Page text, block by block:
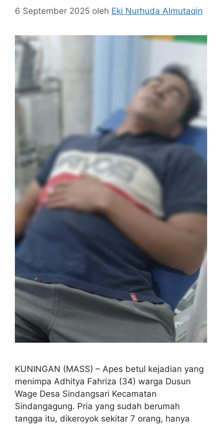
6 September 2025 oleh Eki Nurhuda Almutaqin
KUNINGAN (MASS) – Apes betul kejadian yang
menimpa Adhitya Fahriza (34) warga Dusun
Wage Desa Sindangsari Kecamatan
Sindangagung. Pria yang sudah berumah
tangga itu, dikeroyok sekitar 7 orang, hanya